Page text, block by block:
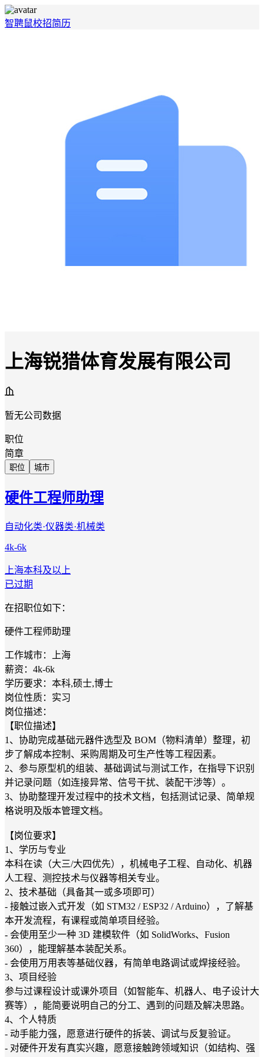
智聘鼠校招简历
上海锐猎体育发展有限公司
暂无公司数据
职位
简章
职位 城市
硬件工程师助理
自动化类·仪器类·机械类
4k-6k
上海本科及以上
已过期
在招职位如下：
硬件工程师助理
工作城市：上海
薪资：4k-6k
学历要求：本科,硕士,博士
岗位性质：实习
岗位描述：
【职位描述】
1、协助完成基础元器件选型及 BOM（物料清单）整理，初
步了解成本控制、采购周期及可生产性等工程因素。
2、参与原型机的组装、基础调试与测试工作，在指导下识别
并记录问题（如连接异常、信号干扰、装配干涉等）。
3、协助整理开发过程中的技术文档，包括测试记录、简单规
格说明及版本管理文档。
【岗位要求】
1、学历与专业
本科在读（大三/大四优先），机械电子工程、自动化、机器
人工程、测控技术与仪器等相关专业。
2、技术基础（具备其一或多项即可）
- 接触过嵌入式开发（如 STM32 / ESP32 / Arduino），了解基
本开发流程，有课程或简单项目经验。
- 会使用至少一种 3D 建模软件（如 SolidWorks、Fusion
360），能理解基本装配关系。
- 会使用万用表等基础仪器，有简单电路调试或焊接经验。
3、项目经验
参与过课程设计或课外项目（如智能车、机器人、电子设计大
赛等），能简要说明自己的分工、遇到的问题及解决思路。
4、个人特质
- 动手能力强，愿意进行硬件的拆装、调试与反复验证。
- 对硬件开发有真实兴趣，愿意接触跨领域知识（如结构、强